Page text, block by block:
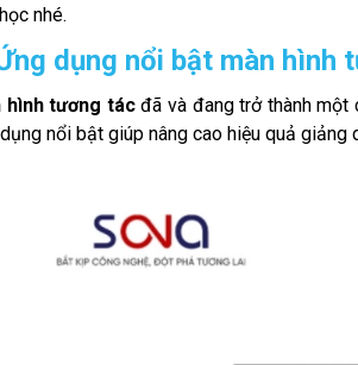
nhé.
dụng nổi bật màn hình
hình tương tácđã và đang trở thành một
nổi bật giúp nâng cao hiệu quả giảng